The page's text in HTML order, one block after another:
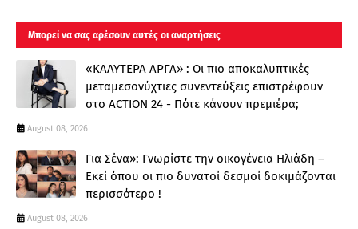
Μπορεί να σας αρέσουν αυτές οι αναρτήσεις
«ΚΑΛΥΤΕΡΑ ΑΡΓΑ» : Oι πιο αποκαλυπτικές
μεταμεσονύχτιες συνεντεύξεις επιστρέφουν
στο ACTION 24 - Πότε κάνουν πρεμιέρα;
August 08, 2026
Για Σένα»: Γνωρίστε την οικογένεια Ηλιάδη –
Εκεί όπου οι πιο δυνατοί δεσμοί δοκιμάζονται
περισσότερο !
August 08, 2026